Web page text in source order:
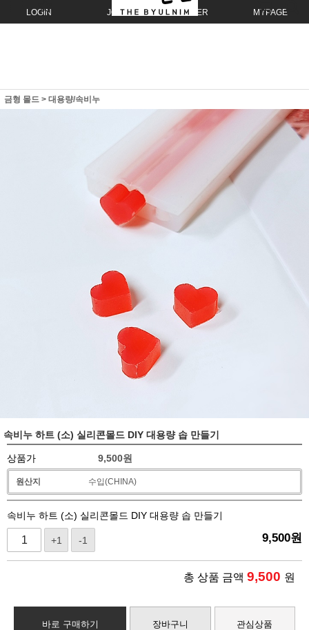
LOGIN JOIN ORDER MYPAGE
금형 몰드 > 대용량/속비누
속비누 하트 (소) 실리콘몰드 DIY 대용량 솝 만들기
상품가 9,500원
원산지 수입(CHINA)
속비누 하트 (소) 실리콘몰드 DIY 대용량 솝 만들기
+1 -1 9,500원
총 상품 금액 9,500 원
바로 구매하기 장바구니 관심상품